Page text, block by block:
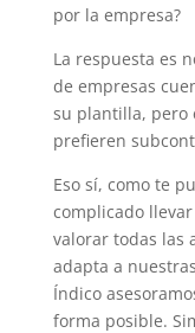
por la empresa?
La respuesta es
de empresas
su plantilla, pero
prefieren
Eso sí, como te
complicado
valorar todas las
adapta a
Índico
forma posible.